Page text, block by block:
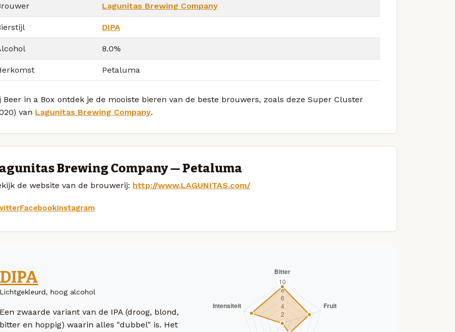
Lagunitas Brewing Company
DIPA
8.0%
Petaluma
Beer in a Box ontdek je de mooiste bieren van de beste brouwers, zoals deze Super Cluster
van Lagunitas Brewing Company.
Brewing Company — Petaluma
de website van de brouwerij: http://www.LAGUNITAS.com/
FacebookInstagram
DIPA
Lichtgekleurd, hoog alcohol
Een zwaarde variant van de IPA (droog, blond,
bitter en hoppig) waarin alles "dubbel" is. Het